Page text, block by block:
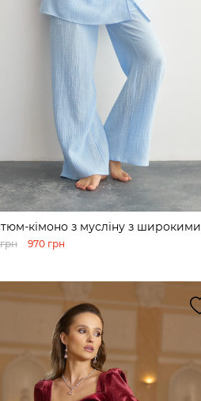
кімоно з мусліну з широкими
грн 970 грн